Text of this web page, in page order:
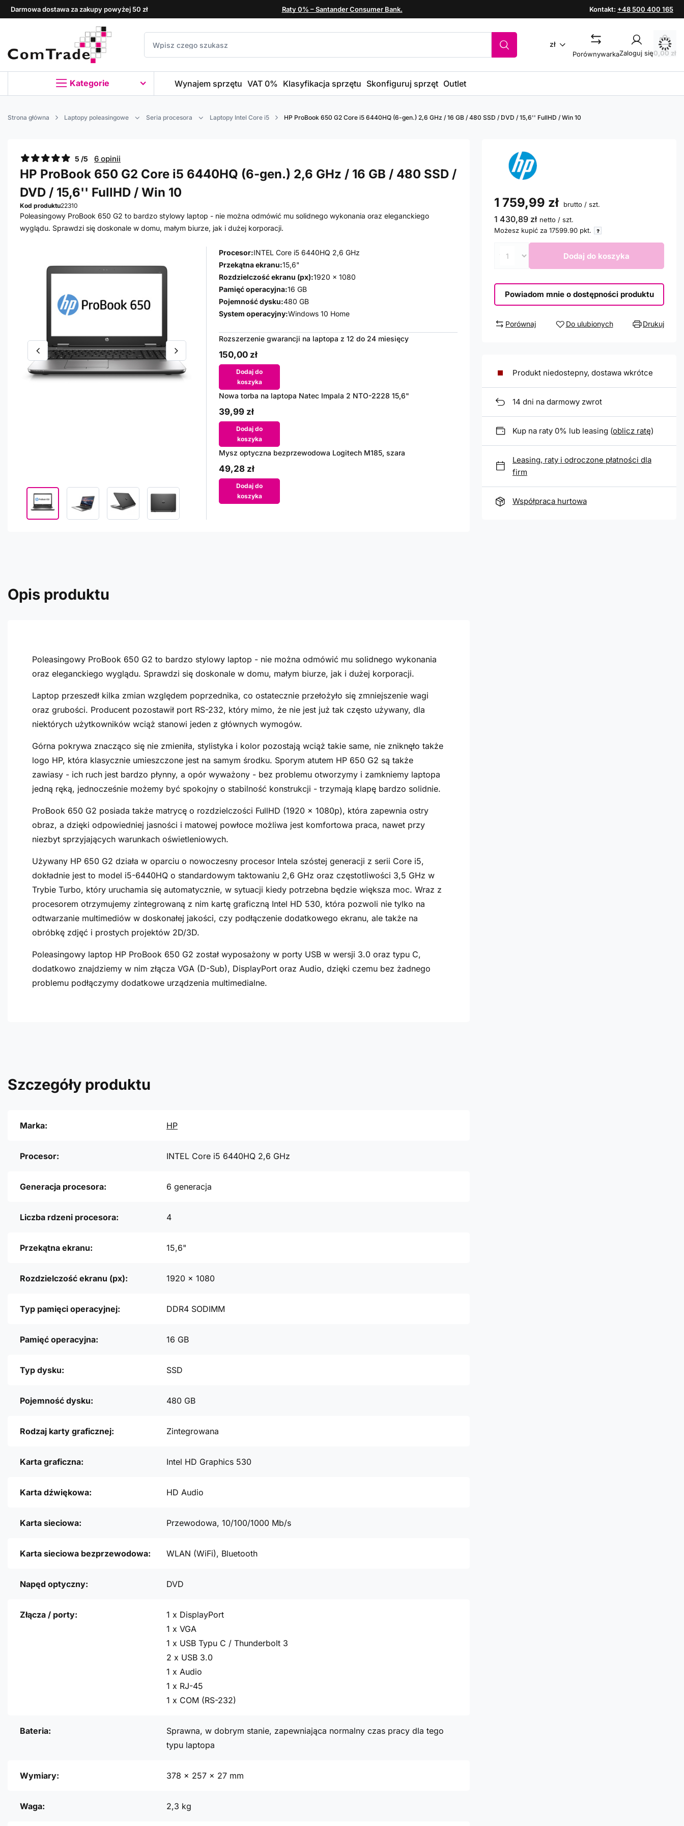
Darmowa dostawa za zakupy powyżej 50 zł Raty 0% – Santander Consumer Bank. Kontakt: +48 500 400 165
zł
PorównywarkaZaloguj się0,00 zł
Kategorie Wynajem sprzętu VAT 0% Klasyfikacja sprzętu Skonfiguruj sprzęt Outlet
Strona główna Laptopy poleasingowe Seria procesora Laptopy Intel Core i5 HP ProBook 650 G2 Core i5 6440HQ (6-gen.) 2,6 GHz / 16 GB / 480 SSD / DVD / 15,6'' FullHD / Win 10
5 /5 6 opinii
HP ProBook 650 G2 Core i5 6440HQ (6-gen.) 2,6 GHz / 16 GB / 480 SSD /
DVD / 15,6'' FullHD / Win 10
Kod produktu22310
Poleasingowy ProBook 650 G2 to bardzo stylowy laptop - nie można odmówić mu solidnego wykonania oraz eleganckiego
wyglądu. Sprawdzi się doskonale w domu, małym biurze, jak i dużej korporacji.
Procesor:INTEL Core i5 6440HQ 2,6 GHz
Przekątna ekranu:15,6"
Rozdzielczość ekranu (px):1920 x 1080
Pamięć operacyjna:16 GB
Pojemność dysku:480 GB
System operacyjny:Windows 10 Home
Rozszerzenie gwarancji na laptopa z 12 do 24 miesięcy
150,00 zł
Dodaj do
koszyka
Nowa torba na laptopa Natec Impala 2 NTO-2228 15,6"
39,99 zł
Dodaj do
koszyka
Mysz optyczna bezprzewodowa Logitech M185, szara
49,28 zł
Dodaj do
koszyka
1 759,99 zł brutto / szt.
1 430,89 zł netto / szt.
Możesz kupić za 17599.90 pkt.
Dodaj do koszyka
Powiadom mnie o dostępności produktu
Porównaj Do ulubionych Drukuj
Produkt niedostepny, dostawa wkrótce
14 dni na darmowy zwrot
Kup na raty 0% lub leasing (oblicz ratę)
Leasing, raty i odroczone płatności dla
firm
Współpraca hurtowa
Opis produktu
Poleasingowy ProBook 650 G2 to bardzo stylowy laptop - nie można odmówić mu solidnego wykonania
oraz eleganckiego wyglądu. Sprawdzi się doskonale w domu, małym biurze, jak i dużej korporacji.
Laptop przeszedł kilka zmian względem poprzednika, co ostatecznie przełożyło się zmniejszenie wagi
oraz grubości. Producent pozostawił port RS-232, który mimo, że nie jest już tak często używany, dla
niektórych użytkowników wciąż stanowi jeden z głównych wymogów.
Górna pokrywa znacząco się nie zmieniła, stylistyka i kolor pozostają wciąż takie same, nie zniknęło także
logo HP, która klasycznie umieszczone jest na samym środku. Sporym atutem HP 650 G2 są także
zawiasy - ich ruch jest bardzo płynny, a opór wyważony - bez problemu otworzymy i zamkniemy laptopa
jedną ręką, jednocześnie możemy być spokojny o stabilność konstrukcji - trzymają klapę bardzo solidnie.
ProBook 650 G2 posiada także matrycę o rozdzielczości FullHD (1920 x 1080p), która zapewnia ostry
obraz, a dzięki odpowiedniej jasności i matowej powłoce możliwa jest komfortowa praca, nawet przy
niezbyt sprzyjających warunkach oświetleniowych.
Używany HP 650 G2 działa w oparciu o nowoczesny procesor Intela szóstej generacji z serii Core i5,
dokładnie jest to model i5-6440HQ o standardowym taktowaniu 2,6 GHz oraz częstotliwości 3,5 GHz w
Trybie Turbo, który uruchamia się automatycznie, w sytuacji kiedy potrzebna będzie większa moc. Wraz z
procesorem otrzymujemy zintegrowaną z nim kartę graficzną Intel HD 530, która pozwoli nie tylko na
odtwarzanie multimediów w doskonałej jakości, czy podłączenie dodatkowego ekranu, ale także na
obróbkę zdjęć i prostych projektów 2D/3D.
Poleasingowy laptop HP ProBook 650 G2 został wyposażony w porty USB w wersji 3.0 oraz typu C,
dodatkowo znajdziemy w nim złącza VGA (D-Sub), DisplayPort oraz Audio, dzięki czemu bez żadnego
problemu podłączymy dodatkowe urządzenia multimedialne.
Szczegóły produktu
Marka: HP
Procesor: INTEL Core i5 6440HQ 2,6 GHz
Generacja procesora: 6 generacja
Liczba rdzeni procesora: 4
Przekątna ekranu: 15,6"
Rozdzielczość ekranu (px): 1920 x 1080
Typ pamięci operacyjnej: DDR4 SODIMM
Pamięć operacyjna: 16 GB
Typ dysku: SSD
Pojemność dysku: 480 GB
Rodzaj karty graficznej: Zintegrowana
Karta graficzna: Intel HD Graphics 530
Karta dźwiękowa: HD Audio
Karta sieciowa: Przewodowa, 10/100/1000 Mb/s
Karta sieciowa bezprzewodowa: WLAN (WiFi), Bluetooth
Napęd optyczny: DVD
Złącza / porty:
1 x DisplayPort
1 x VGA
1 x USB Typu C / Thunderbolt 3
2 x USB 3.0
1 x Audio
1 x RJ-45
1 x COM (RS-232)
Bateria:
Sprawna, w dobrym stanie, zapewniająca normalny czas pracy dla tego
typu laptopa
Wymiary: 378 x 257 x 27 mm
Waga: 2,3 kg